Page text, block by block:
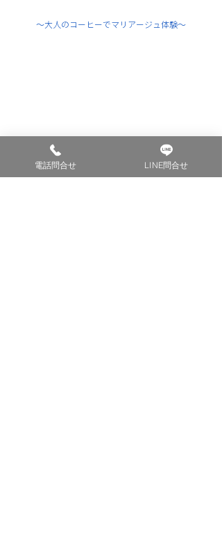
〜大人のコーヒーでマリアージュ体験〜
秋のほっこりスイーツに栗やお芋、カボチャは定番
電話問合せ LINE問合せ